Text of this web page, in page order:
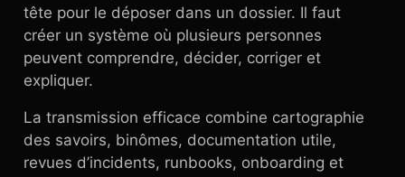
tête pour le déposer dans un dossier. Il faut
créer un système où plusieurs personnes
peuvent comprendre, décider, corriger et
expliquer.
La transmission efficace combine cartographie
des savoirs, binômes, documentation utile,
revues d’incidents, runbooks, onboarding et